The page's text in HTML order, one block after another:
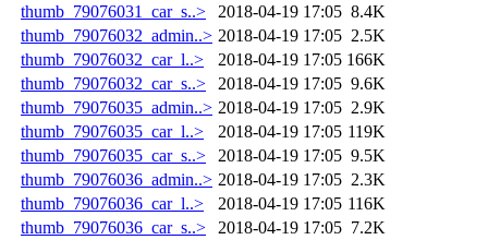
thumb_79076031_car_s..>
2018-04-19 17:05 8.4K
thumb_79076032_admin..> 2018-04-19 17:05 2.5K
thumb_79076032_car_l..>
2018-04-19 17:05 166K
thumb_79076032_car_s..>
2018-04-19 17:05 9.6K
thumb_79076035_admin..> 2018-04-19 17:05 2.9K
thumb_79076035_car_l..>
2018-04-19 17:05 119K
thumb_79076035_car_s..>
2018-04-19 17:05 9.5K
thumb_79076036_admin..> 2018-04-19 17:05 2.3K
thumb_79076036_car_l..>
2018-04-19 17:05 116K
thumb_79076036_car_s..>
2018-04-19 17:05 7.2K